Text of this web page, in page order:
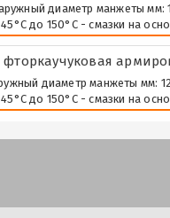
диаметр манжеты мм:
до 150°С - смазки на
диаметр манжеты мм:
до 150°С - смазки на